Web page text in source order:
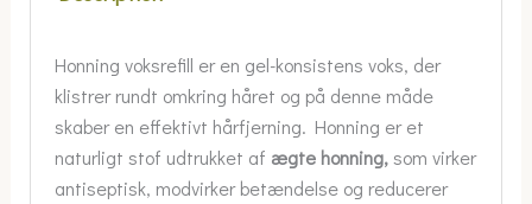
Honning voksrefill er en gel-konsistens voks, der
klistrer rundt omkring håret og på denne måde
skaber en effektivt hårfjerning. Honning er et
naturligt stof udtrukket af ægte honning,som virker
antiseptisk, modvirker betændelse og reducerer